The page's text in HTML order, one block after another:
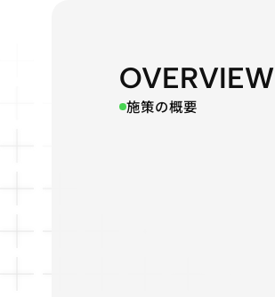
OVERVIEW
施策の概要